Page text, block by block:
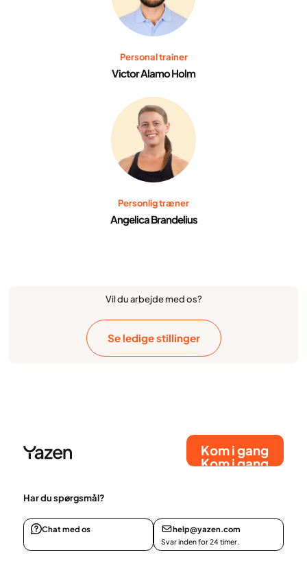
Personal trainer
Victor Alamo Holm
Personlig træner
Angelica Brandelius
Vil du arbejde med os?
Se ledige stillinger
Kom i gang
Kom i gang
Har du spørgsmål?
Chat med os help@yazen.com
Svar inden for 24 timer.